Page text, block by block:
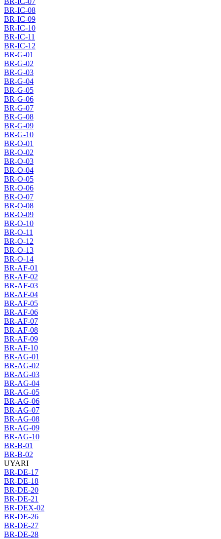
BR-IC-08
BR-IC-09
BR-IC-10
BR-IC-11
BR-IC-12
BR-G-01
BR-G-02
BR-G-03
BR-G-04
BR-G-05
BR-G-06
BR-G-07
BR-G-08
BR-G-09
BR-G-10
BR-O-01
BR-O-02
BR-O-03
BR-O-04
BR-O-05
BR-O-06
BR-O-07
BR-O-08
BR-O-09
BR-O-10
BR-O-11
BR-O-12
BR-O-13
BR-O-14
BR-AF-01
BR-AF-02
BR-AF-03
BR-AF-04
BR-AF-05
BR-AF-06
BR-AF-07
BR-AF-08
BR-AF-09
BR-AF-10
BR-AG-01
BR-AG-02
BR-AG-03
BR-AG-04
BR-AG-05
BR-AG-06
BR-AG-07
BR-AG-08
BR-AG-09
BR-AG-10
BR-B-01
BR-B-02
UYARI
BR-DE-17
BR-DE-18
BR-DE-20
BR-DE-21
BR-DEX-02
BR-DE-26
BR-DE-27
BR-DE-28